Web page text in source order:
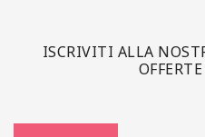
ISCRIVITI ALLA